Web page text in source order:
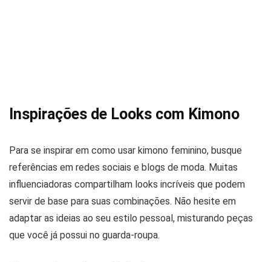
Inspirações de Looks com Kimono
Para se inspirar em como usar kimono feminino, busque
referências em redes sociais e blogs de moda. Muitas
influenciadoras compartilham looks incríveis que podem
servir de base para suas combinações. Não hesite em
adaptar as ideias ao seu estilo pessoal, misturando peças
que você já possui no guarda-roupa.